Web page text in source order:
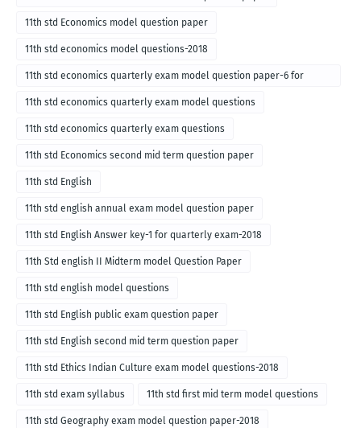
11th std Economics model question paper
11th std economics model questions-2018
11th std economics quarterly exam model question paper-6 for
English medium-2018
11th std economics quarterly exam model questions
11th std economics quarterly exam questions
11th std Economics second mid term question paper
11th std English
11th std english annual exam model question paper
11th std English Answer key-1 for quarterly exam-2018
11th Std english II Midterm model Question Paper
11th std english model questions
11th std English public exam question paper
11th std English second mid term question paper
11th std Ethics Indian Culture exam model questions-2018
11th std exam syllabus 11th std first mid term model questions
11th std Geography exam model question paper-2018